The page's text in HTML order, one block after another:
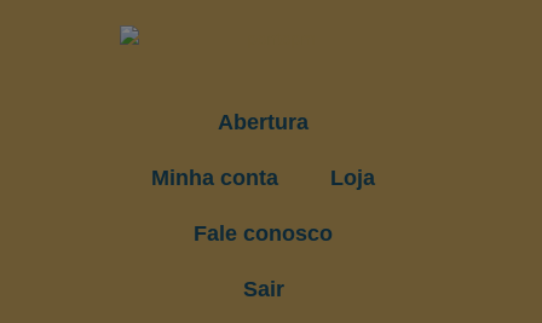
Abertura
Minha conta Loja
Fale conosco
Sair